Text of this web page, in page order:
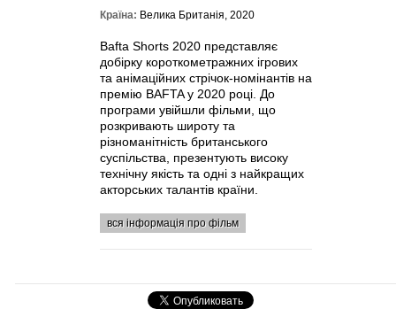
Країна: Велика Британія, 2020
Bafta Shorts 2020 представляє
добірку короткометражних ігрових
та анімаційних стрічок-номінантів на
премію BAFTA у 2020 році. До
програми увійшли фільми, що
розкривають широту та
різноманітність британського
суспільства, презентують високу
технічну якість та одні з найкращих
акторських талантів країни.
вся інформація про фільм